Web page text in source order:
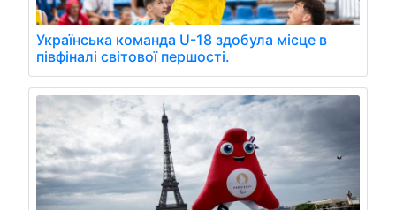
Українська команда U-18 здобула місце в
півфіналі світової першості.